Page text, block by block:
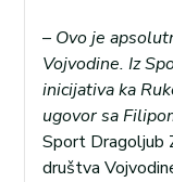
– Ovo je
Vojvodine. Iz
inicijativa ka
ugovor sa
Sport Dragoljub
društva